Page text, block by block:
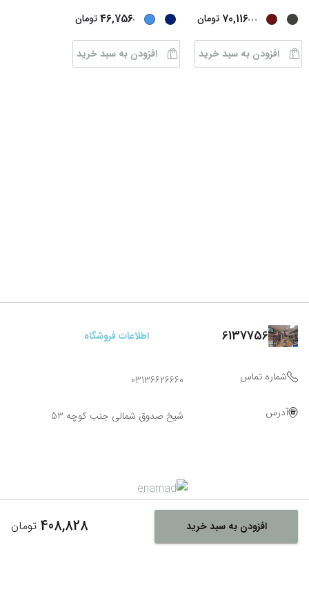
...
70,116 تومان
افزودن به سبد خرید
...
46,756 تومان
افزودن به سبد خرید
افزودن به سبد خرید 408,828 تومان
6137756 اطلاعات فروشگاه
شماره تماس 03136626660
آدرس شیخ صدوق شمالی جنب کوچه 53